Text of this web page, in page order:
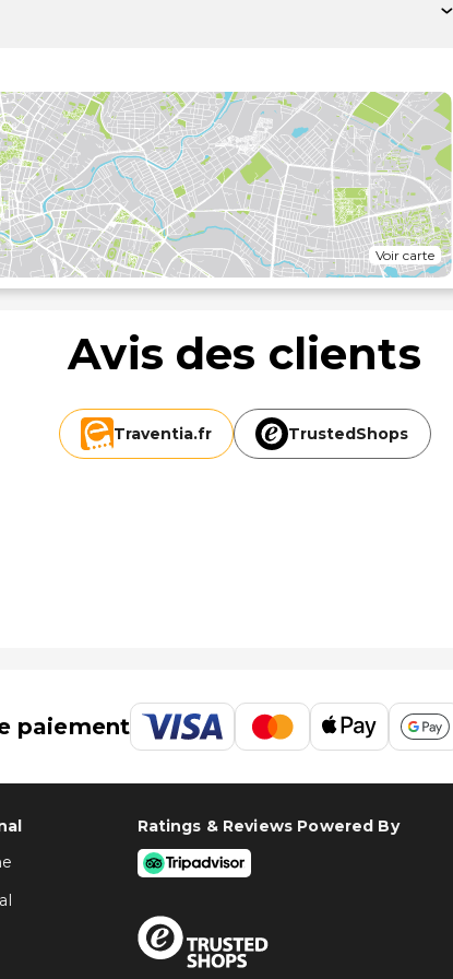
Fi à Internet gratuit.
propose un snack bar / épicerie fine. L'établissement
bien méritée. Un petit déjeuner buffet est servi tous
d'affaires, des journaux gratuits dans le hall et un
organiser une réunion à Bergame, faites confiance à
80 mètres carrés. Un parking payant sans service de
:
Voir carte
Avis des clients
Traventia.fr TrustedShops
paiement
Ratings & Reviews Powered By